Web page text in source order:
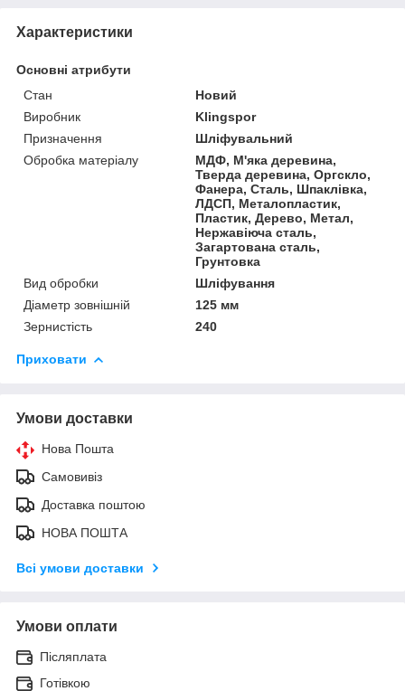
Характеристики
Основні атрибути
Стан
Новий
Виробник
Klingspor
Призначення
Шліфувальний
Обробка матеріалу
МДФ, М'яка деревина,
Тверда деревина, Оргскло,
Фанера, Сталь, Шпаклівка,
ЛДСП, Металопластик,
Пластик, Дерево, Метал,
Нержавіюча сталь,
Загартована сталь,
Грунтовка
Вид обробки
Шліфування
Діаметр зовнішній
125 мм
Зернистість
240
Приховати
Умови доставки
Нова Пошта
Самовивіз
Доставка поштою
НОВА ПОШТА
Всі умови доставки
Умови оплати
Післяплата
Готівкою